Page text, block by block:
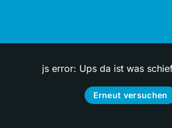
js error: Ups da ist was
Erneut versuchen